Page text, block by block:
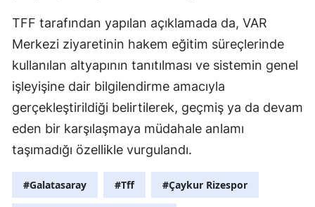
TFF tarafından yapılan açıklamada da, VAR
Merkezi ziyaretinin hakem eğitim süreçlerinde
kullanılan altyapının tanıtılması ve sistemin genel
işleyişine dair bilgilendirme amacıyla
gerçekleştirildiği belirtilerek, geçmiş ya da devam
eden bir karşılaşmaya müdahale anlamı
taşımadığı özellikle vurgulandı.
#Galatasaray #Tff #Çaykur Rizespor